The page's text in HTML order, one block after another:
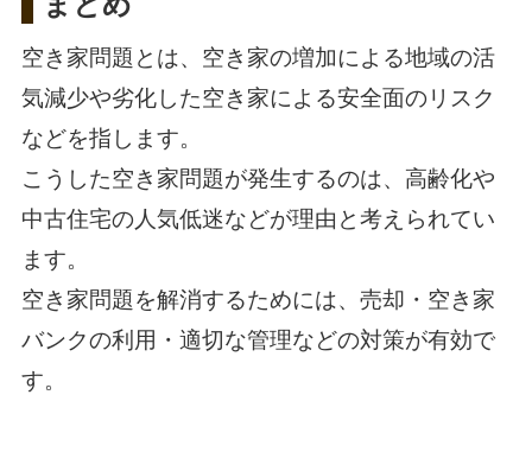
空き家問題とは、空き家の増加による地域の活
気減少や劣化した空き家による安全面のリスク
などを指します。
こうした空き家問題が発生するのは、高齢化や
中古住宅の人気低迷などが理由と考えられてい
ます。
空き家問題を解消するためには、売却・空き家
バンクの利用・適切な管理などの対策が有効で
す。